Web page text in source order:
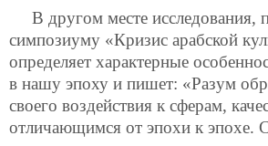
В другом месте исследования,
симпозиуму «Кризис арабской
определяет характерные
в нашу эпоху и пишет: «Разум
своего воздействия к сферам,
отличающимся от эпохи к эпохе.